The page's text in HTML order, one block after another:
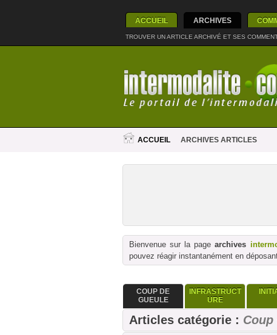
ACCUEIL ARCHIVES
TROUVER UN ARTICLE ARCHIVÉ ET SES
ACCUEIL ARCHIVES ARTICLES
Bienvenue sur la pagearchives
pouvez réagir instantanément en
COUP DE
GUEULE
INFRASTRUCT
URE
Articles catégorie : Coup